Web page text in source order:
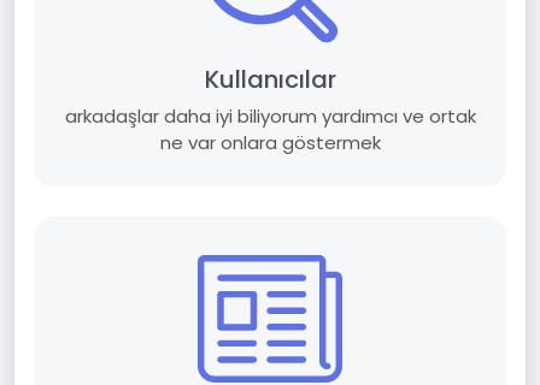
Kullanıcılar
arkadaşlar daha iyi biliyorum yardımcı ve ortak
ne var onlara göstermek